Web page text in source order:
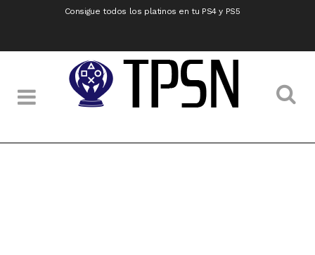
Consigue todos los platinos en tu PS4 y PS5